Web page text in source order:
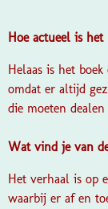
Hoe actueel is het
Helaas is het
omdat er altijd
die moeten
Wat vind je van
Het verhaal is op
waarbij er af en